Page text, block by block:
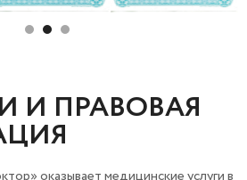
И ПРАВОВАЯ